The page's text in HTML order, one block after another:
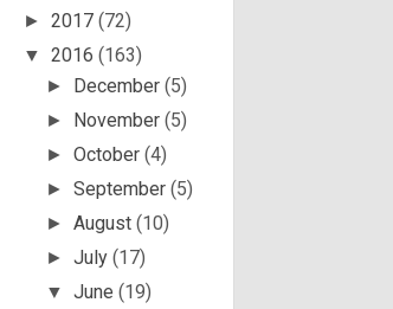
► 2017 (72)
▼ 2016 (163)
► December(5)
► November(5)
►October(4)
►September(5)
►August(10)
►July(17)
▼June(19)